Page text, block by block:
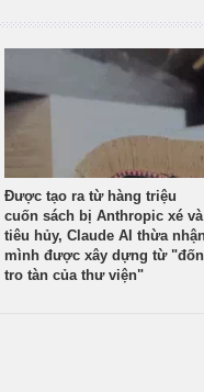
Được tạo ra từ hàng triệu
cuốn sách bị Anthropic xé và
tiêu hủy, Claude AI thừa
mình được xây dựng từ
tro tàn của thư viện"